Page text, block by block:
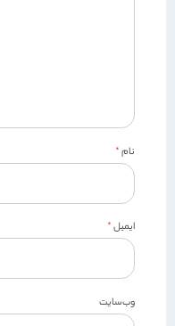
نام*
ایمیل*
وب‌سایت